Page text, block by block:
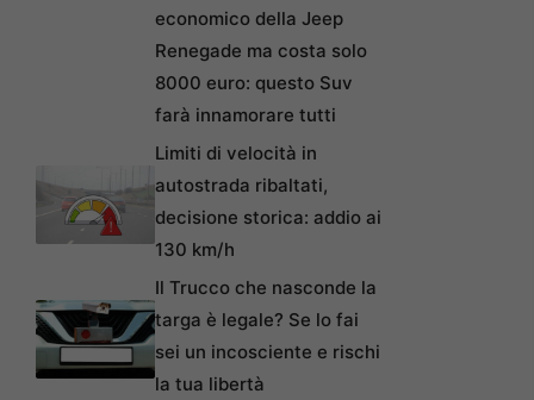
economico della Jeep
Renegade ma costa solo
8000 euro: questo Suv
farà innamorare tutti
Limiti di velocità in
autostrada ribaltati,
decisione storica: addio ai
130 km/h
Il Trucco che nasconde la
targa è legale? Se lo fai
sei un incosciente e rischi
la tua libertà